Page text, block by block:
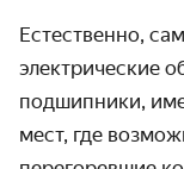
Естественно,
электрические
подшипники,
мест, где